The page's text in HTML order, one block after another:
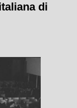
di